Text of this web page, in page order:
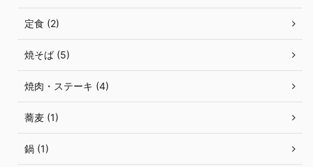
定食 (2)
焼そば (5)
焼肉・ステーキ (4)
蕎麦 (1)
鍋 (1)